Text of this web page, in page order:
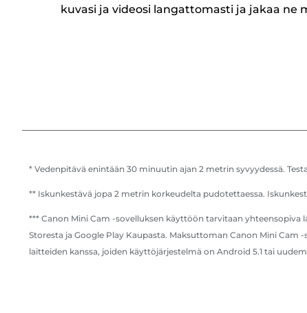
kuvasi ja videosi langattomasti ja jakaa ne
* Vedenpitävä enintään 30 minuutin ajan 2 metrin syvyydessä.
** Iskunkestävä jopa 2 metrin korkeudelta pudotettaessa.
*** Canon Mini Cam -sovelluksen käyttöön tarvitaan
Storesta ja Google Play Kaupasta. Maksuttoman Canon Mini
laitteiden kanssa, joiden käyttöjärjestelmä on Android 5.1 tai